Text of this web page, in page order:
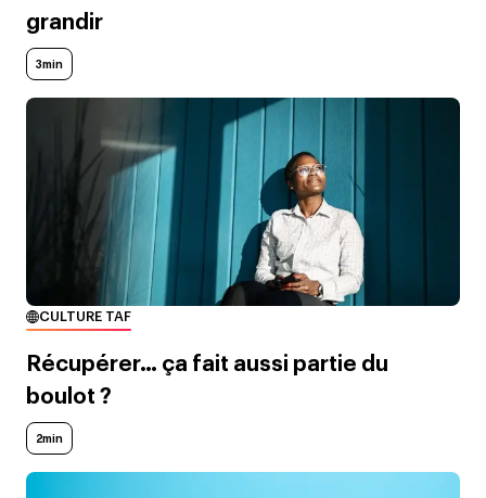
grandir
3min
CULTURE TAF
Récupérer… ça fait aussi partie du
boulot ?
2min